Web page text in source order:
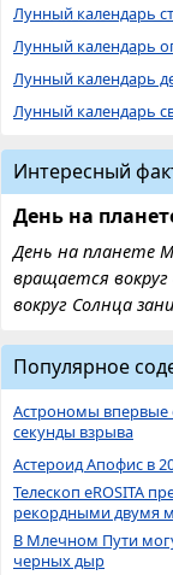
Лунный календарь
Лунный календарь
Лунный календарь
Лунный календарь
Интересный
День на
День на планете
вращается вокруг
вокруг Солнца
Популярное
Астрономы впервые
секунды взрыва
Астероид Апофис в
Телескоп eROSITA
рекордными двумя
В Млечном Пути
черных дыр